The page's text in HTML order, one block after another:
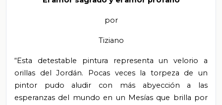
por
Tiziano
“Esta detestable pintura representa un velorio a
orillas del Jordán. Pocas veces la torpeza de un
pintor pudo aludir con más abyección a las
esperanzas del mundo en un Mesías que brilla por